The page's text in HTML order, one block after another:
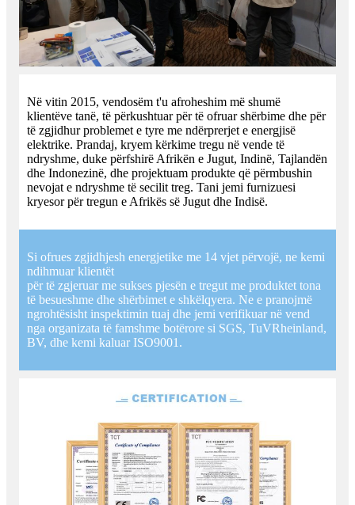
Në vitin 2015, vendosëm t'u afroheshim më shumë
klientëve tanë, të përkushtuar për të ofruar shërbime dhe për
të zgjidhur problemet e tyre me ndërprerjet e energjisë
elektrike. Prandaj, kryem kërkime tregu në vende të
ndryshme, duke përfshirë Afrikën e Jugut, Indinë, Tajlandën
dhe Indonezinë, dhe projektuam produkte që përmbushin
nevojat e ndryshme të secilit treg. Tani jemi furnizuesi
kryesor për tregun e Afrikës së Jugut dhe Indisë.
Si ofrues zgjidhjesh energjetike me 14 vjet përvojë, ne kemi
ndihmuar klientët
për të zgjeruar me sukses pjesën e tregut me produktet tona
të besueshme dhe shërbimet e shkëlqyera. Ne e pranojmë
ngrohtësisht inspektimin tuaj dhe jemi verifikuar në vend
nga organizata të famshme botërore si SGS, TuVRheinland,
BV, dhe kemi kaluar ISO9001.